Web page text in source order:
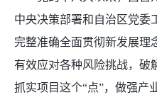
中央决策部署和自治区党委
完整准确全面贯彻新发展理
有效应对各种风险挑战，破
抓实项目这个“点”，做强产